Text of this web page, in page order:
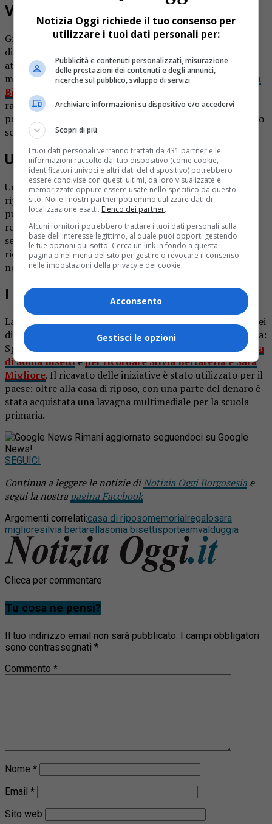
Valduggia regalo per gli anziani
Gradite novità per la casa di riposo Santi Filippo e Giorgio
di Valduggia: l’associazione Sporteam ha donato alcune
attrezzature necessarie al benessere degli ospiti. Il
materiale è stato offerto dal sodalizio in memoria di
Sonia
Bisetti,
ragazze valduggesi scomparse prematuramente. In
particolare sono stati donati alla struttura per anziani uno
scaldavivande, cinque tavolini servitori e un tapis roulant.
Un dono importante
Un gesto molto apprezzato dal personale della casa di
riposo valduggese: «Ci ha fatto molto piacere, anche se
purtroppo ricorda momenti dolorosi accaduti in paese. I
responsabili dello Sporteam ci avevano chiesto cosa
servisse per migliorare il servizio agli ospiti e ogni nostra
richiesta si è concretizzata. Le attrezzature ricevute sono
necessarie per la cucina e per la palestra».
I tornei
La decisione di omaggiare la casa di riposo è legata ai tornei
di calcio proposti lo scorso anno dall’associazione sportiva:
Sporteam ha organizzato trofei estivi di calcioin memoria
di Sonia Bisettieper ricordare Silvia Bertarella e Sara
Migliore. Il ricavato delle iniziative è stato utilizzato per il
paese: oltre alla casa di riposo, con una parte del denaro è
stata acquistata una lavagna multimediale per la scuola
primaria.
Rimani aggiornato seguendoci su Google
News!
SEGUICI
Continua a leggere le notizie diNotizia Oggi Borgosesia e
segui la nostra pagina Facebook
Argomenti correlati:casa di riposomemorial regalosara
miglioresilvia bertarellasonia bisettisporteamvalduggia
Clicca per commentare
Tu cosa ne pensi?
Il tuo indirizzo email non sarà pubblicato.
I campi obbligatori
sono contrassegnati *
Commento *
Nome *
Email *
Sito web
Notizia Oggi richiede il tuo consenso per
utilizzare i tuoi dati personali per:
Pubblicità e contenuti personalizzati, misurazione
delle prestazioni dei contenuti e degli annunci,
ricerche sul pubblico, sviluppo di servizi
Archiviare informazioni su dispositivo e/o accedervi
Scopri di più
I tuoi dati personali verranno trattati da 431 partner e le
informazioni raccolte dal tuo dispositivo (come cookie,
identificatori univoci e altri dati del dispositivo) potrebbero
essere condivise con questi ultimi, da loro visualizzate e
memorizzate oppure essere usate nello specifico da questo
sito. Noi e i nostri partner potremmo utilizzare dati di
localizzazione esatti. Elenco dei partner.
Alcuni fornitori potrebbero trattare i tuoi dati personali sulla
base dell'interesse legittimo, al quale puoi opporti gestendo
le tue opzioni qui sotto. Cerca un link in fondo a questa
pagina o nel menu del sito per gestire o revocare il consenso
nelle impostazioni della privacy e dei cookie.
Acconsento
Gestisci le opzioni